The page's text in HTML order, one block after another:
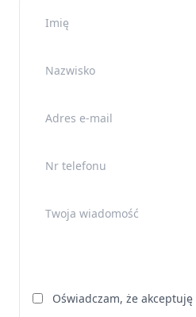
Nazwisko
Adres e-mail
Nr telefonu
Twoja wiadomość
Oświadczam, że akceptuję